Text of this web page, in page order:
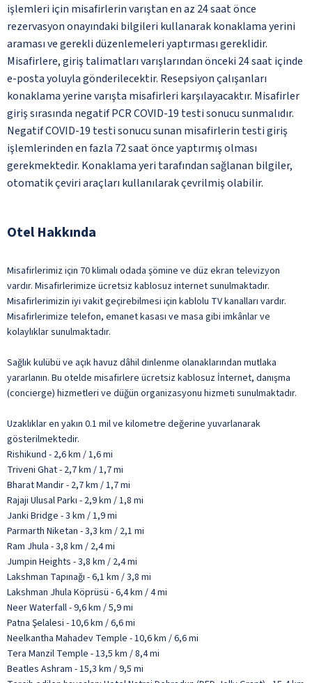
işlemleri için misafirlerin varıştan en az 24 saat önce
rezervasyon onayındaki bilgileri kullanarak konaklama yerini
araması ve gerekli düzenlemeleri yaptırması gereklidir.
Misafirlere, giriş talimatları varışlarından önceki 24 saat içinde
e-posta yoluyla gönderilecektir. Resepsiyon çalışanları
konaklama yerine varışta misafirleri karşılayacaktır. Misafirler
giriş sırasında negatif PCR COVID-19 testi sonucu sunmalıdır.
Negatif COVID-19 testi sonucu sunan misafirlerin testi giriş
işlemlerinden en fazla 72 saat önce yaptırmış olması
gerekmektedir. Konaklama yeri tarafından sağlanan bilgiler,
otomatik çeviri araçları kullanılarak çevrilmiş olabilir.
Otel Hakkında
Misafirlerimiz için 70 klimalı odada şömine ve düz ekran televizyon
vardır. Misafirlerimize ücretsiz kablosuz internet sunulmaktadır.
Misafirlerimizin iyi vakit geçirebilmesi için kablolu TV kanalları vardır.
Misafirlerimize telefon, emanet kasası ve masa gibi imkânlar ve
kolaylıklar sunulmaktadır.
Sağlık kulübü ve açık havuz dâhil dinlenme olanaklarından mutlaka
yararlanın. Bu otelde misafirlere ücretsiz kablosuz İnternet, danışma
(concierge) hizmetleri ve düğün organizasyonu hizmeti sunulmaktadır.
Uzaklıklar en yakın 0.1 mil ve kilometre değerine yuvarlanarak
gösterilmektedir.
Rishikund - 2,6 km / 1,6 mi
Triveni Ghat - 2,7 km / 1,7 mi
Bharat Mandir - 2,7 km / 1,7 mi
Rajaji Ulusal Parkı - 2,9 km / 1,8 mi
Janki Bridge - 3 km / 1,9 mi
Parmarth Niketan - 3,3 km / 2,1 mi
Ram Jhula - 3,8 km / 2,4 mi
Jumpin Heights - 3,8 km / 2,4 mi
Lakshman Tapınağı - 6,1 km / 3,8 mi
Lakshman Jhula Köprüsü - 6,4 km / 4 mi
Neer Waterfall - 9,6 km / 5,9 mi
Patna Şelalesi - 10,6 km / 6,6 mi
Neelkantha Mahadev Temple - 10,6 km / 6,6 mi
Tera Manzil Temple - 13,5 km / 8,4 mi
Beatles Ashram - 15,3 km / 9,5 mi